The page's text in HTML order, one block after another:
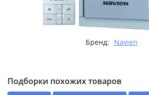
Бренд: Navien
Подборки похожих товаров